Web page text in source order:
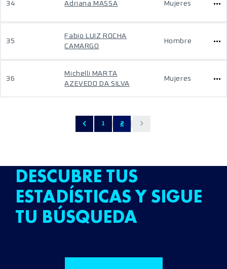
34 Adriana MASSA Mujeres
35
Fabio LUIZ ROCHA
CAMARGO
Hombre
36
Michelli MARTA
AZEVEDO DA SILVA
Mujeres
1 2
DESCUBRE TUS
ESTADÍSTICAS Y SIGUE
TU BÚSQUEDA